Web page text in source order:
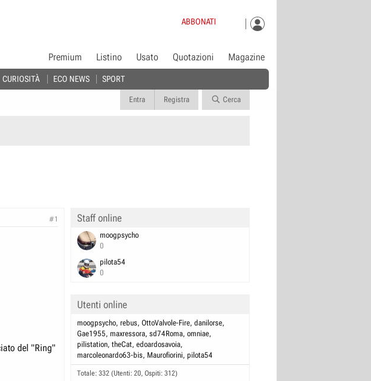
ABBONATI
CURIOSITÀ ECO NEWS SPORT
Premium Listino Usato Quotazioni Magazine
Entra Registra Cerca
#1
del "Ring"
Staff online
moogpsycho
0
pilota54
0
Utenti online
moogpsycho rebus OttoValvole-Fire danilorse
Gae1955 maxressora sd74Roma omniae
pilistation theCat edoardosavoia
marcoleonardo63-bis Maurofiorini pilota54
Totale: 332 (Utenti: 20, Ospiti: 312)